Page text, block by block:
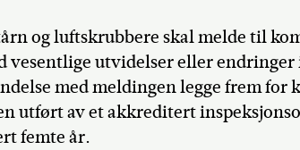
og luftskrubbere skal melde til
vesentlige utvidelser eller
med meldingen legge frem for
utført av et akkreditert
femte år.